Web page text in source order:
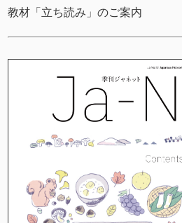
教材「立ち読み」のご案内